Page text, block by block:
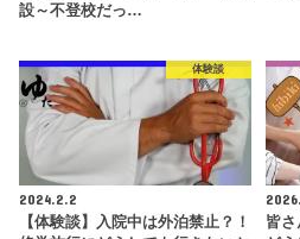
設～不登校だっ…
体験談
2024.2.2
【体験談】入院中は外泊禁止？！
皆